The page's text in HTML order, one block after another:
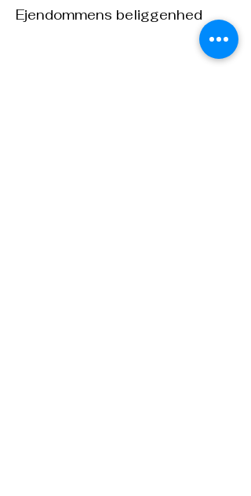
Ejendommens beliggenhed